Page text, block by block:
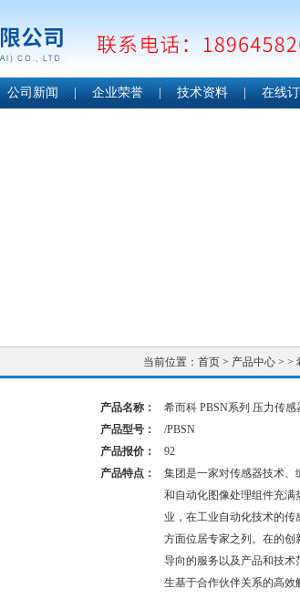
公司新闻 | 企业荣誉 | 技术资料 | 在线
当前位置： 首页 > 产品中心 > >
产品名称：
希而科 PBSN系列 压力传感
产品型号：
/PBSN
产品报价：
92
产品特点：
集团是一家对传感器技术、
和自动化图像处理组件充满
业，在工业自动化技术的传
方面位居专家之列。在的创
导向的服务以及产品和技术
生基于合作伙伴关系的高效